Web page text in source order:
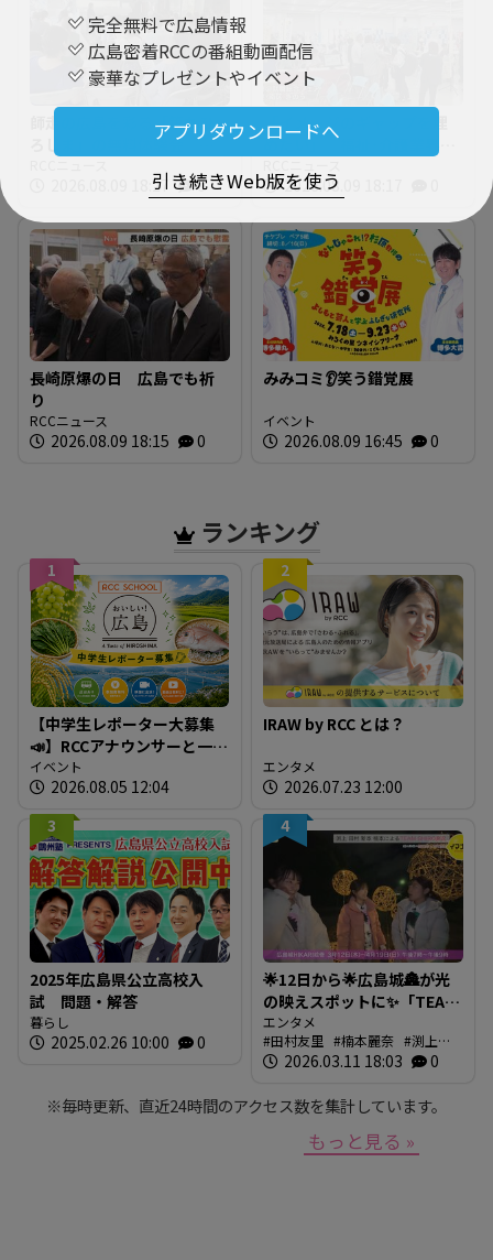
完全無料で広島情報
広島密着RCCの番組動画配信
豪華なプレゼントやイベント
アプリダウンロードへ
引き続きWeb版を使う
師走の広島を彩る「第九ひ
ろしま」の無料体験会 指
今年は12月20日に開催
2026.08.09 18:27 0
「イメージのギャップを埋
めたい」 福祉･介護業界と
総合フェア 広島
2026.08.09 18:17
長崎原爆の日 広島でも祈
り
RCCニュース
2026.08.09 18:15 0
みみコミ👂笑う錯覚展
イベント
2026.08.09 16:45 0
ランキング
1
【中学生レポーター大募集
📣】RCCアナウンサーと一緒
に「広島の食」の現場を取
材しよう！
イベント
2026.08.05 12:04
2
IRAW by RCC とは？
エンタメ
2026.07.23 12:00
3
2025年広島県公立高校入
試 問題・解答
暮らし
2025.02.26 10:00 0
4
🌟12日から🌟広島城🏯が光
の映えスポットに✨「TEAM
SHIRO」始動
❗【BUTSUBUTSU2】
エンタメ
田村友里
楠本麗奈
渕上沙
紀
新本穂乃佳 イマナマ
2026.03.11 18:03 0
※毎時更新、直近24時間のアクセス数を集計しています。
もっと見る »